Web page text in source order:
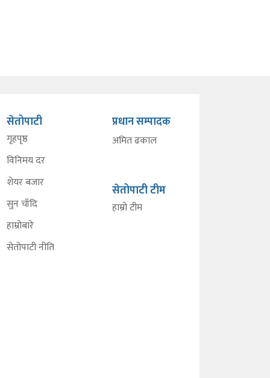
सेतोपाटी
गृहपृष्ठ
विनिमय दर
शेयर बजार
सुन चाँदि
हाम्रोबारे
सेतोपाटी नीति
प्रधान सम्पादक
अमित ढकाल
सेतोपाटी टीम
हाम्रो टीम